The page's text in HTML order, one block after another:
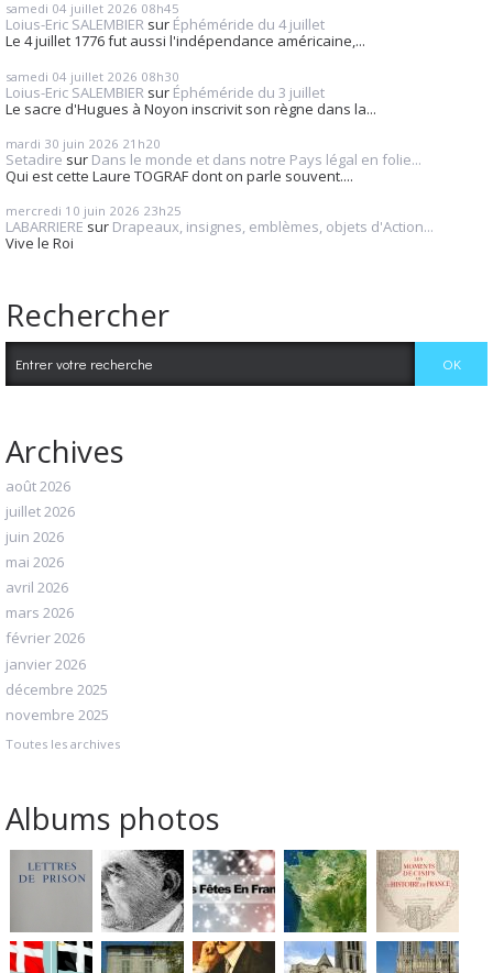
samedi 04 juillet 2026 08h45
Loius-Eric SALEMBIER sur Éphéméride du 4 juillet
Le 4 juillet 1776 fut aussi l'indépendance américaine,...
samedi 04 juillet 2026 08h30
Loius-Eric SALEMBIER sur Éphéméride du 3 juillet
Le sacre d'Hugues à Noyon inscrivit son règne dans la...
mardi 30 juin 2026 21h20
Setadire sur Dans le monde et dans notre Pays légal en folie...
Qui est cette Laure TOGRAF dont on parle souvent....
mercredi 10 juin 2026 23h25
LABARRIERE sur Drapeaux, insignes, emblèmes, objets d'Action...
Vive le Roi
Rechercher
Archives
août 2026
juillet 2026
juin 2026
mai 2026
avril 2026
mars 2026
février 2026
janvier 2026
décembre 2025
novembre 2025
Toutes les archives
Albums photos